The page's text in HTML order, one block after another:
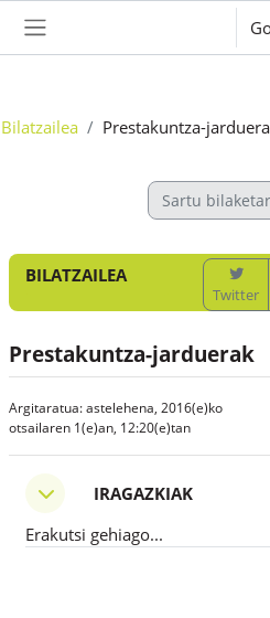
Alboko panela
Bilatzailea Prestakuntza-
BILATZAILEA
Twitter
Prestakuntza-jarduerak
Argitaratua: astelehena, 2016(e)ko
otsailaren 1(e)an, 12:20(e)tan
Iragazkiak
IragazkiakIRAGAZKIAK
Erakutsi gehiago...